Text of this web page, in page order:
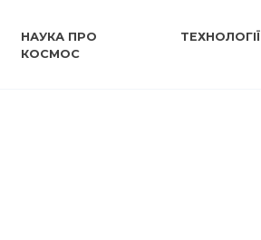
НАУКА ПРО
КОСМОС
ТЕХНОЛОГІЇ